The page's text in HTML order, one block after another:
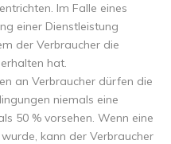
Im Falle eines
einer Dienstleistung
der Verbraucher die
hat.
an Verbraucher dürfen die
niemals eine
50 % vorsehen. Wenn eine
kann der Verbraucher